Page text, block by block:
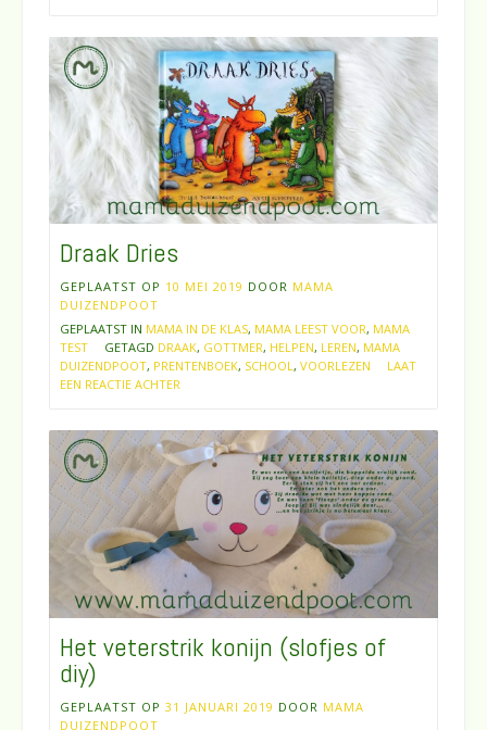
Draak Dries
GEPLAATST OP 10 MEI 2019 DOOR MAMA
DUIZENDPOOT
GEPLAATST IN MAMA IN DE KLAS, MAMA LEEST VOOR, MAMA
TEST
GETAGD DRAAK, GOTTMER, HELPEN, LEREN, MAMA
DUIZENDPOOT, PRENTENBOEK, SCHOOL, VOORLEZEN
LAAT
EEN REACTIE ACHTER
Het veterstrik konijn (slofjes of
diy)
GEPLAATST OP 31 JANUARI 2019 DOOR MAMA
DUIZENDPOOT